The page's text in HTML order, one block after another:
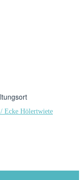
Ecke Hölertwiete